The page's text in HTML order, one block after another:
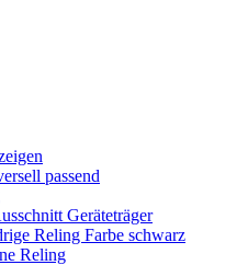
passend
Geräteträger
Reling Farbe schwarz
Reling